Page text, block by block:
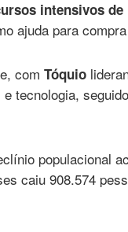
intensivos de
ajuda para
com Tóquio
tecnologia,
populacional
caiu 908.574